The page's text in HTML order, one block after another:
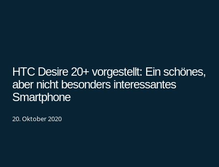
HTC Desire 20+ vorgestellt: Ein schönes,
aber nicht besonders interessantes
Smartphone
20. Oktober 2020